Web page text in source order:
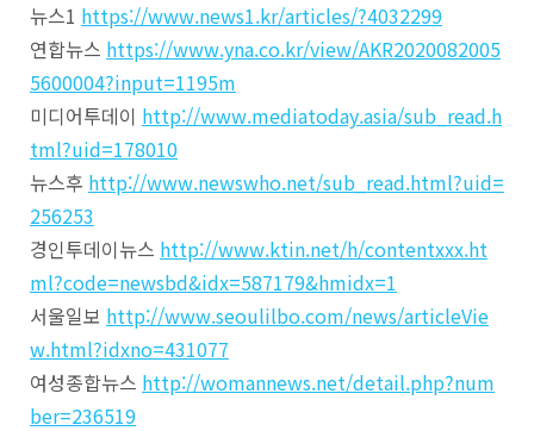
뉴스1 https://www.news1.kr/articles/?4032299
연합뉴스 https://www.yna.co.kr/view/AKR2020082005
5600004?input=1195m
미디어투데이 http://www.mediatoday.asia/sub_read.h
tml?uid=178010
뉴스후 http://www.newswho.net/sub_read.html?uid=
256253
경인투데이뉴스 http://www.ktin.net/h/contentxxx.ht
ml?code=newsbd&idx=587179&hmidx=1
서울일보 http://www.seoulilbo.com/news/articleVie
w.html?idxno=431077
여성종합뉴스 http://womannews.net/detail.php?num
ber=236519